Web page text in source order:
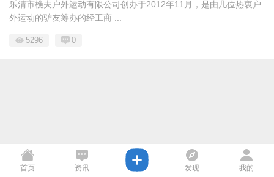
乐清市樵夫户外运动有限公司创办于2012年11月，是由几位热衷户
外运动的驴友筹办的经工商 ...
5296 0
首页 资讯 发现 我的